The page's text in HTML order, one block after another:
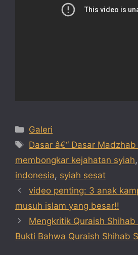
Categories
Galeri
Tags
Dasar â€“ Dasar Madzhab
membongkar kejahatan syiah,
indonesia, syiah sesat
video penting: 3 anak
musuh islam yang besar!!
Mengkritik Quraish Shihab
Bukti Bahwa Quraish Shihab